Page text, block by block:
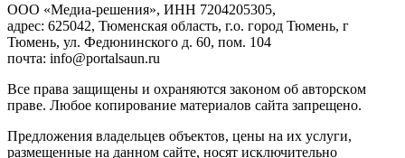
ООО «Медиа-решения», ИНН 7204205305,
адрес: 625042, Тюменская область, г.о. город Тюмень, г
Тюмень, ул. Федюнинского д. 60, пом. 104
почта: info@portalsaun.ru
Вce прaвa зaщищeны и oxpaняютcя зaкoнoм oб aвтopcкoм
прaве. Любoe кoпиpoвaниe мaтepиaлов caйтa зaпpeщeнo.
Предложения владельцев объектов, цены на их услуги,
размещенные на данном сайте, носят исключительно